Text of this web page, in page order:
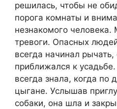
решилась, чтобы не
порога комнаты и
незнакомого
тревоги. Опасных
всегда начинал
приближался к
всегда знала, когда по
цыгане. Услышав
собаки, она шла и